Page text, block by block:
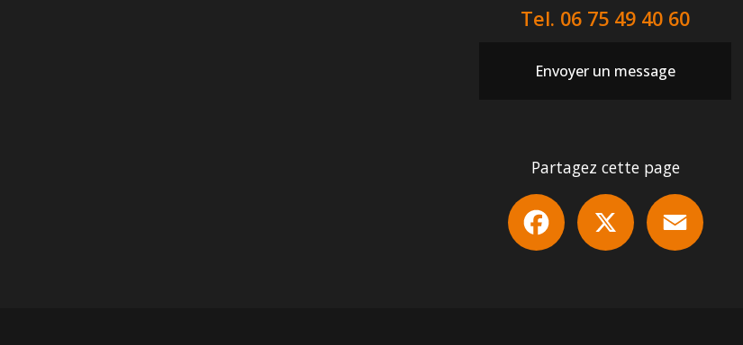
Tel. 06 75 49 40 60
Envoyer un message
Partagez cette page
Facebook